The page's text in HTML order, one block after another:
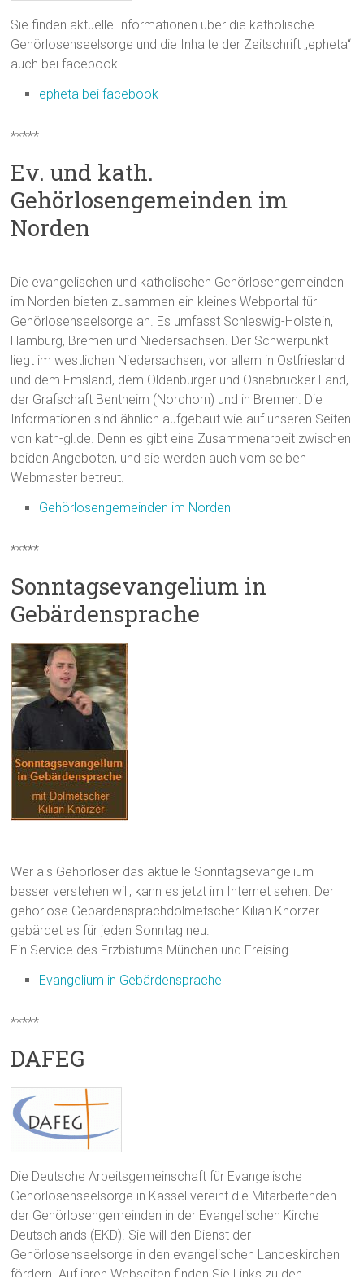
Sie finden aktuelle Informationen über die katholische
Gehörlosenseelsorge und die Inhalte der Zeitschrift „epheta“
auch bei facebook.
epheta bei facebook
*****
Ev. und kath.
Gehörlosengemeinden im
Norden
Die evangelischen und katholischen Gehörlosengemeinden
im Norden bieten zusammen ein kleines Webportal für
Gehörlosenseelsorge an. Es umfasst Schleswig-Holstein,
Hamburg, Bremen und Niedersachsen. Der Schwerpunkt
liegt im westlichen Niedersachsen, vor allem in Ostfriesland
und dem Emsland, dem Oldenburger und Osnabrücker Land,
der Grafschaft Bentheim (Nordhorn) und in Bremen. Die
Informationen sind ähnlich aufgebaut wie auf unseren Seiten
von kath-gl.de. Denn es gibt eine Zusammenarbeit zwischen
beiden Angeboten, und sie werden auch vom selben
Webmaster betreut.
Gehörlosengemeinden im Norden
*****
Sonntagsevangelium in
Gebärdensprache
Wer als Gehörloser das aktuelle Sonntagsevangelium
besser verstehen will, kann es jetzt im Internet sehen. Der
gehörlose Gebärdensprachdolmetscher Kilian Knörzer
gebärdet es für jeden Sonntag neu.
Ein Service des Erzbistums München und Freising.
Evangelium in Gebärdensprache
*****
DAFEG
Die Deutsche Arbeitsgemeinschaft für Evangelische
Gehörlosenseelsorge in Kassel vereint die Mitarbeitenden
der Gehörlosengemeinden in der Evangelischen Kirche
Deutschlands (EKD). Sie will den Dienst der
Gehörlosenseelsorge in den evangelischen Landeskirchen
fördern. Auf ihren Webseiten finden Sie Links zu den